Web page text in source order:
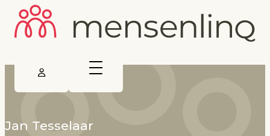
Jan Tesselaar